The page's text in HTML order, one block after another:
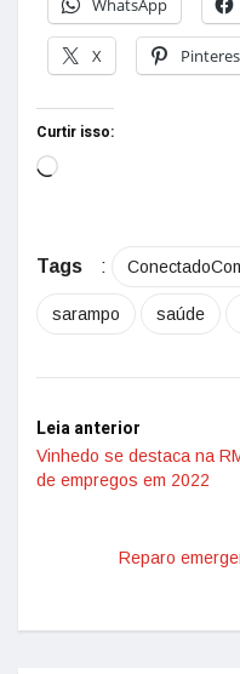
WhatsApp
X
Curtir isso:
Tags :
sarampo saúde
Leia anterior
Vinhedo se destaca na
de empregos em 2022
Reparo